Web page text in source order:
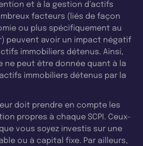
et à la gestion d’actifs
facteurs (liés de façon
ou plus spécifiquement au
peuvent avoir un impact négatif
immobiliers détenus. Ainsi,
ne peut être donnée quant à la
immobiliers détenus par la
doit prendre en compte les
propres à chaque SCPI. Ceux-
vous soyez investis sur une
ou à capital fixe. Par ailleurs,